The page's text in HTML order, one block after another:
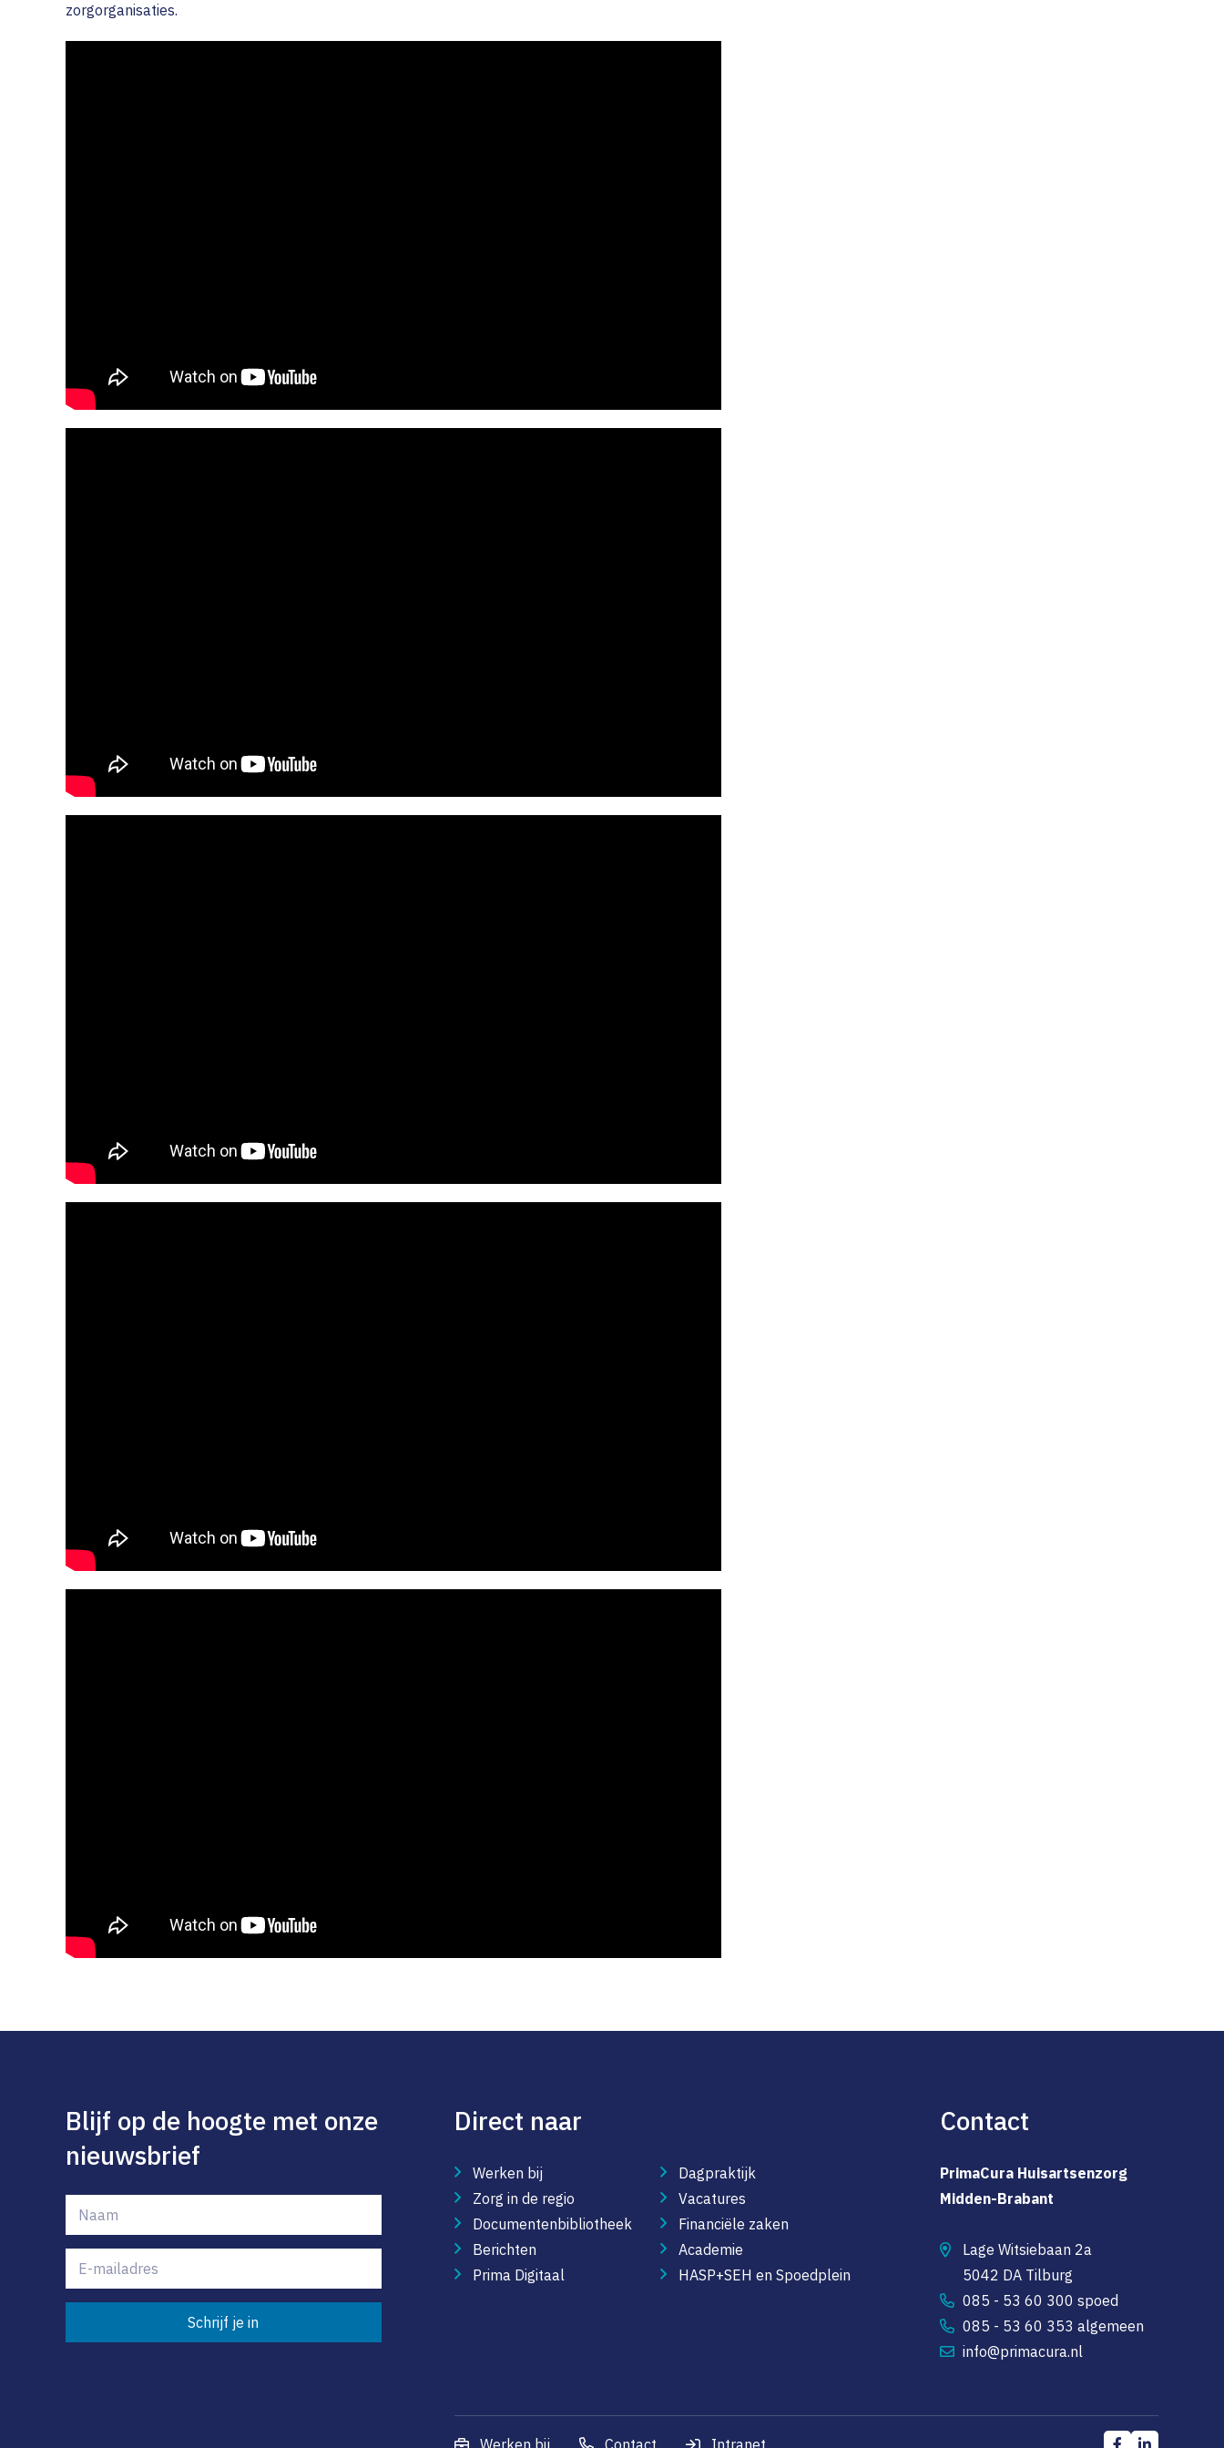
zorgorganisaties.
Blijf op de hoogte met onze
nieuwsbrief
Schrijf je in
Direct naar
Werken bij
Dagpraktijk
Zorg in de regio
Vacatures
Documentenbibliotheek
Financiële zaken
Berichten
Academie
Prima Digitaal
HASP+SEH en Spoedplein
Contact
PrimaCura Huisartsenzorg
Midden-Brabant
Lage Witsiebaan 2a
5042 DA Tilburg
085 - 53 60 300 spoed
085 - 53 60 353 algemeen
info@primacura.nl
Werken bij Contact Intranet